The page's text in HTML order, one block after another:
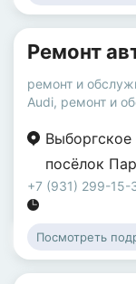
Ремонт
ремонт и
Audi, ремонт и
посёлок
+7 (931) 299-15-
Посмотреть